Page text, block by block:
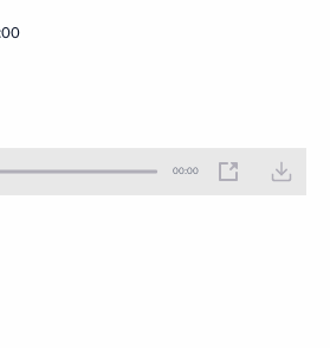
00:00